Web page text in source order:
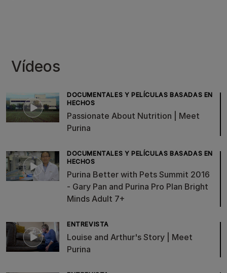
Vídeos
DOCUMENTALES Y PELÍCULAS BASADAS EN
HECHOS
Passionate About Nutrition | Meet
Purina
DOCUMENTALES Y PELÍCULAS BASADAS EN
HECHOS
Purina Better with Pets Summit 2016
- Gary Pan and Purina Pro Plan Bright
Minds Adult 7+
ENTREVISTA
Louise and Arthur's Story | Meet
Purina